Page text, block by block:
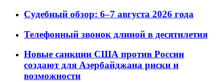
Судебный обзор: 6–7 августа 2026 года
Телефонный звонок длиной в десятилетия
Новые санкции США против России
создают для Азербайджана риски и
возможности